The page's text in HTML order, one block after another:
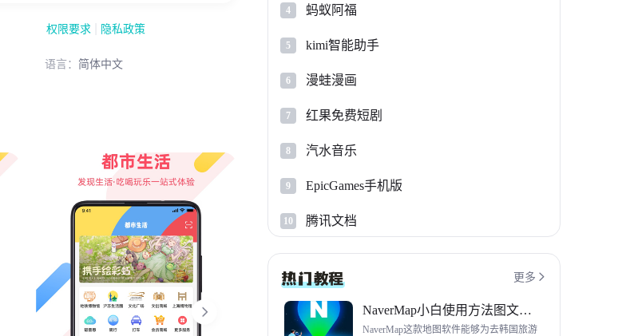
权限要求 隐私政策
语言： 简体中文
4 蚂蚁阿福
5 kimi智能助手
6 漫蛙漫画
7 红果免费短剧
8 汽水音乐
9 EpicGames手机版
10 腾讯文档
更多 
NaverMap小白使用方法图文教程
NaverMap这款地图软件能够为去韩国旅游